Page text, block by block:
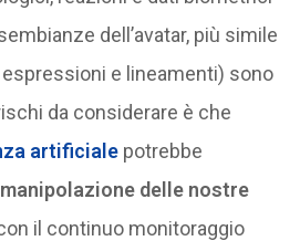
dell’avatar, più simile
e lineamenti) sono
da considerare è che
artificialepotrebbe
manipolazione delle nostre
il continuo monitoraggio